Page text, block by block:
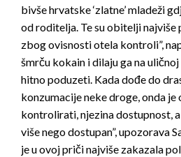
bivše hrvatske ‘zlatne’ mladeži
od roditelja. Te su obitelji najviše
zbog ovisnosti otela kontroli”,
šmrču kokain i dilaju ga na
hitno poduzeti. Kada dođe do
konzumacije neke droge, onda je
kontrolirati, njezina dostupnost,
više nego dostupan”, upozorava
je u ovoj priči najviše zakazala